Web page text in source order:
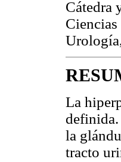
Cátedra
La
definida.
la
tracto